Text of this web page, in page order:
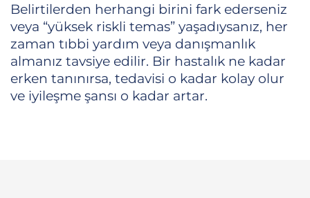
Belirtilerden herhangi birini fark ederseniz
veya “yüksek riskli temas” yaşadıysanız, her
zaman tıbbi yardım veya danışmanlık
almanız tavsiye edilir. Bir hastalık ne kadar
erken tanınırsa, tedavisi o kadar kolay olur
ve iyileşme şansı o kadar artar.